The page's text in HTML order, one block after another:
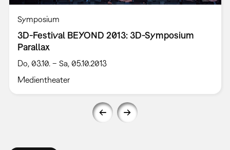
Symposium
3D-Festival BEYOND 2013: 3D-Symposium
Parallax
Do, 03.10. – Sa, 05.10.2013
Medientheater